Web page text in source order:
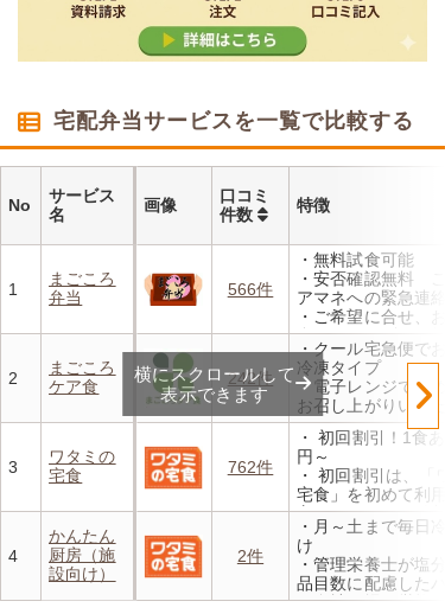
宅配弁当サービスを一覧で比較する
No
サービス
名
画像
口コミ
件数
特徴
1
まごころ
弁当
566件
・無料試食可能
・安否確認無料 ご
アマネへの緊急連絡
・ご希望に合せ、
食、アレルギーに無
・1回だけ、1食だ
もOK
2
まごころ
ケア食
242件
・クール宅急便で
冷凍タイプ
・電子レンジで温
お召し上がりいただ
・メニューの組み
理栄養士にお任せ
・定期は通常価格
んと20％OFF！
3
ワタミの
宅食
762件
・ 初回割引！1食
円～
・ 初回割引は、「
宅食」を初めて利用
方、または6か月以
お休みされている
なります。※「好い
ず」「好い日の御
外
4
かんたん
厨房（施
設向け）
2件
・月～土まで毎日
け
・管理栄養士が塩
品目数に配慮した
・自社工場で厳格
横にスクロールして
表示できます